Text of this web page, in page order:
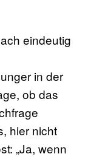
eindeutig
in der
ob das
hier nicht
„Ja, wenn